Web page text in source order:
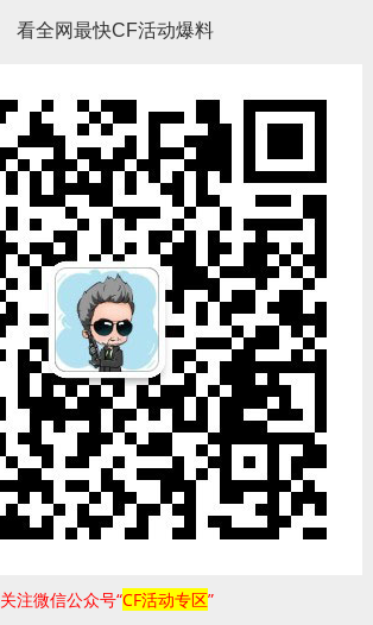
看全网最快CF活动爆料
关注微信公众号“CF活动专区”